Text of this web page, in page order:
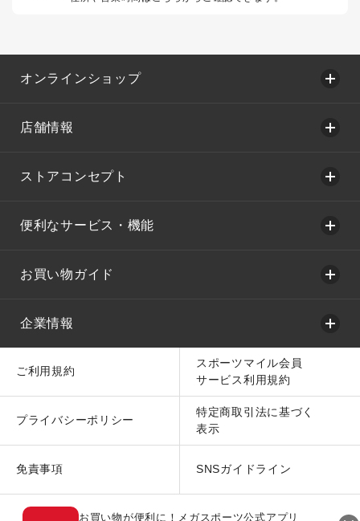
オンラインショップ
店舗情報
ストアコンセプト
便利なサービス・機能
お買い物ガイド
企業情報
ご利用規約
スポーツマイル会員
サービス利用規約
プライバシーポリシー
特定商取引法に基づく
表示
免責事項 SNSガイドライン
お買い物が便利に！メガスポーツ公式アプリ